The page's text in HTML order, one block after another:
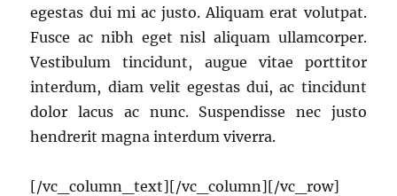
egestas dui mi ac justo. Aliquam erat volutpat.
Fusce ac nibh eget nisl aliquam ullamcorper.
Vestibulum tincidunt, augue vitae porttitor
interdum, diam velit egestas dui, ac tincidunt
dolor lacus ac nunc. Suspendisse nec justo
hendrerit magna interdum viverra.
[/vc_column_text][/vc_column][/vc_row]